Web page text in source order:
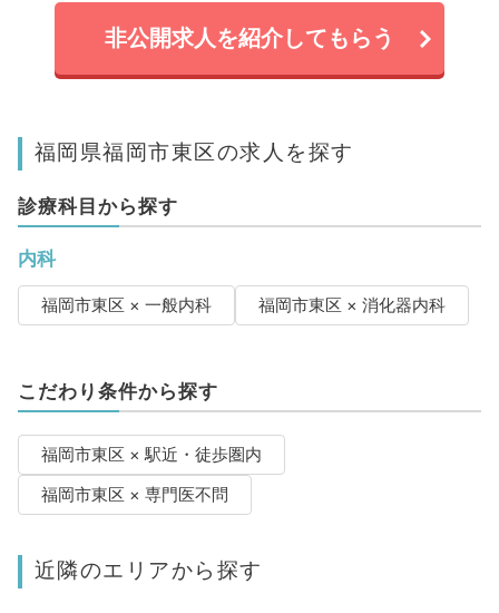
非公開求人を紹介してもらう
福岡県福岡市東区の求人を探す
診療科目から探す
内科
福岡市東区 × 一般内科 福岡市東区 × 消化器内科
こだわり条件から探す
福岡市東区 × 駅近・徒歩圏内
福岡市東区 × 専門医不問
近隣のエリアから探す